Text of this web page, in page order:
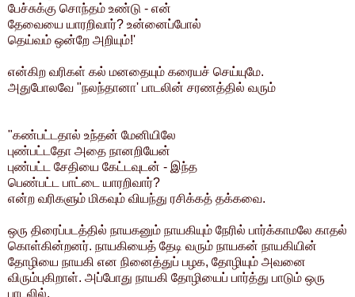
பேச்சுக்கு சொந்தம் உண்டு - என்
தேவையை யாரறிவார்? உன்னைப்போல்
தெய்வம் ஒன்றே அறியும்!'
என்கிற வரிகள் கல் மனதையும் கரையச் செய்யுமே.
அதுபோலவே "நலந்தானா' பாடலின் சரணத்தில் வரும்
"கண்பட்டதால் உந்தன் மேனியிலே
புண்பட்டதோ அதை நானறியேன்
புண்பட்ட சேதியை கேட்டவுடன் - இந்த
பெண்பட்ட பாட்டை யாரறிவார்?
என்ற வரிகளும் மிகவும் வியந்து ரசிக்கத் தக்கவை.
ஒரு திரைப்படத்தில் நாயகனும் நாயகியும் நேரில் பார்க்காமலே காதல்
கொள்கின்றனர். நாயகியைத் தேடி வரும் நாயகன் நாயகியின்
தோழியை நாயகி என நினைத்துப் பழக, தோழியும் அவனை
விரும்புகிறாள். அப்போது நாயகி தோழியைப் பார்த்து பாடும் ஒரு
பாடலில்,